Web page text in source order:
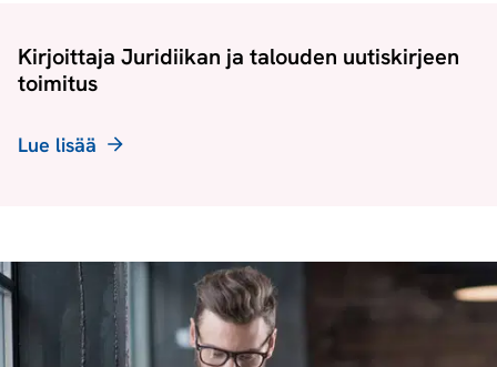
Kirjoittaja Juridiikan ja talouden uutiskirjeen
toimitus
Lue lisää